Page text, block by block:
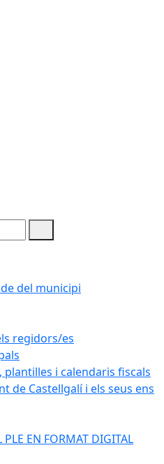
del municipi
regidors/es
plantilles i calendaris fiscals
de Castellgalí i els seus ens
PLE EN FORMAT DIGITAL